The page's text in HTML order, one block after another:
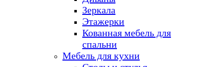
Зеркала
Этажерки
Кованная мебель для
спальни
Мебель для кухни